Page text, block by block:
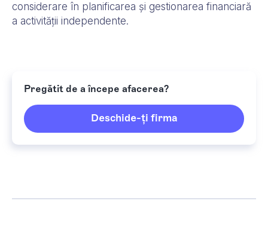
considerare în planificarea și gestionarea financiară
a activității independente.
Pregătit de a începe afacerea?
Deschide-ți firma